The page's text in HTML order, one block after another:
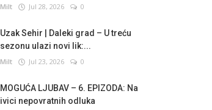
Milt Jul 28, 2026 0
Uzak Sehir | Daleki grad – U treću
sezonu ulazi novi lik:...
Milt Jul 23, 2026 0
MOGUĆA LJUBAV – 6. EPIZODA: Na
ivici nepovratnih odluka